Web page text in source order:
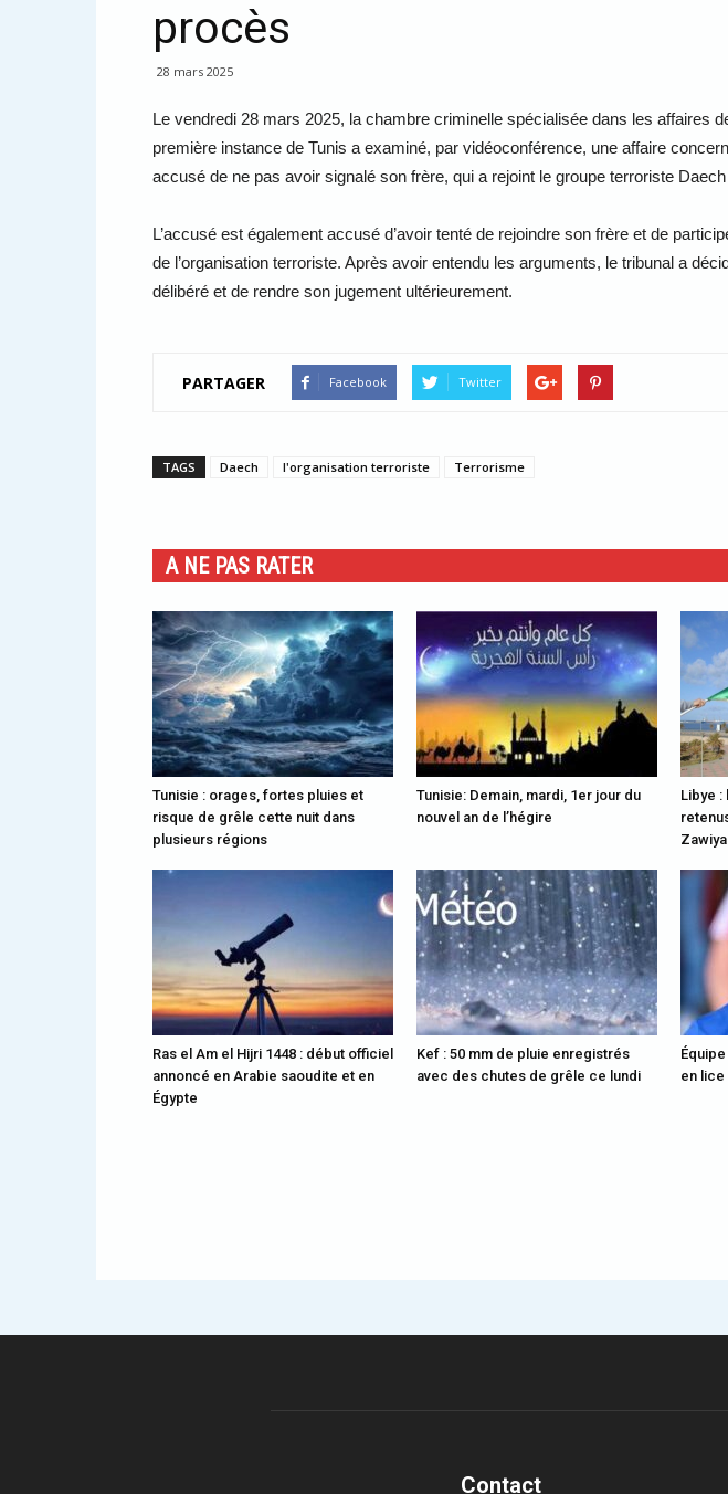
procès
28 mars 2025
Le vendredi 28 mars 2025, la chambre criminelle spécialisée dans les affaires
première instance de Tunis a examiné, par vidéoconférence, une affaire
accusé de ne pas avoir signalé son frère, qui a rejoint le groupe terroriste
L’accusé est également accusé d’avoir tenté de rejoindre son frère et de
de l’organisation terroriste. Après avoir entendu les arguments, le tribunal a
délibéré et de rendre son jugement ultérieurement.
PARTAGER Facebook Twitter
TAGS Daech l'organisation terroriste Terrorisme
A NE PAS RATER
Tunisie : orages, fortes pluies et
risque de grêle cette nuit dans
plusieurs régions
Tunisie: Demain, mardi, 1er jour du
nouvel an de l’hégire
Libye :
Zawiya
Ras el Am el Hijri 1448 : début officiel
annoncé en Arabie saoudite et en
Égypte
Kef : 50 mm de pluie enregistrés
avec des chutes de grêle ce lundi
en
Contact